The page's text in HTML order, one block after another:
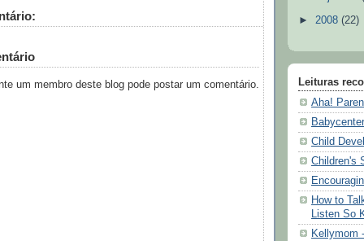
um membro deste blog pode postar um comentário.
► 2008 (22)
Leituras
Aha!
Babycenter
Child
Children's
How to
Listen So
Kellymom